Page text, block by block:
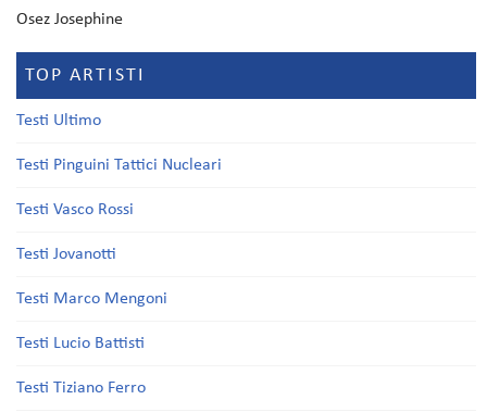
Osez Josephine
TOP ARTISTI
Testi Ultimo
Testi Pinguini Tattici Nucleari
Testi Vasco Rossi
Testi Jovanotti
Testi Marco Mengoni
Testi Lucio Battisti
Testi Tiziano Ferro